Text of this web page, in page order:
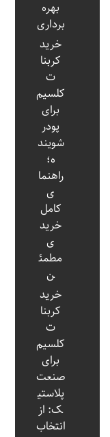
بهره‌
برداری
خرید
کربنا
ت
کلسیم
برای
پودر
شویند
ه؛
راهنما
ی
کامل
خرید
ی
مطمئ
ن
خرید
کربنا
ت
کلسیم
برای
صنعت
پلاستی
ک: از
انتخاب